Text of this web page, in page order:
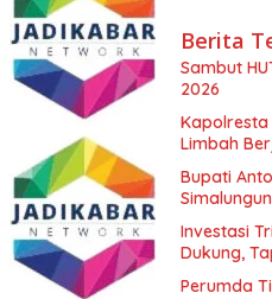
Berita
Sambut
2026
Kapolresta
Limbah
Bupati
Investasi
Dukung,
Perumda